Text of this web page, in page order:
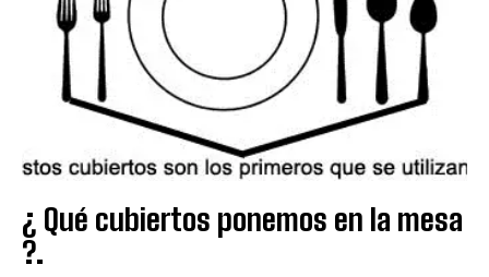
¿ Qué cubiertos ponemos en la mesa
?.